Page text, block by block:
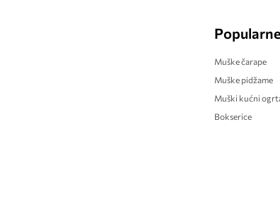
Muške čarape
Muške pidžame
Muški kućni
Bokserice